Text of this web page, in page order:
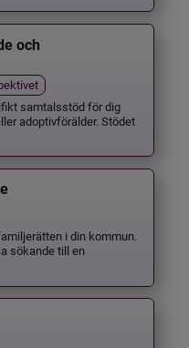
och
samtalsstöd för dig
adoptivförälder. Stödet
i din kommun.
sökande till en